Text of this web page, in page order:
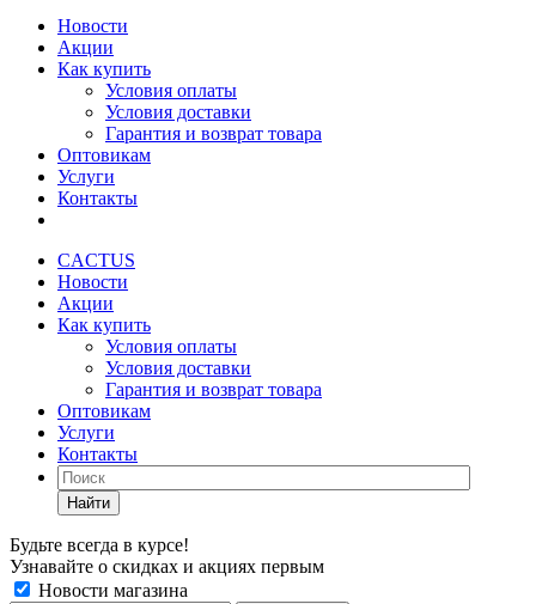
Новости
Акции
Как купить
Условия оплаты
Условия доставки
Гарантия и возврат товара
Оптовикам
Услуги
Контакты
CACTUS
Новости
Акции
Как купить
Условия оплаты
Условия доставки
Гарантия и возврат товара
Оптовикам
Услуги
Контакты
Найти
Будьте всегда в курсе!
Узнавайте о скидках и акциях первым
Новости магазина